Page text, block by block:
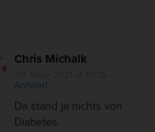
Chris Michalk
-
Antwort
Da stand ja nichts von
Diabetes.